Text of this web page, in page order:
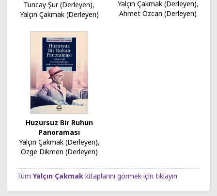
Tuncay Şur (Derleyen),
Yalçın Çakmak (Derleyen)
Yalçın Çakmak (Derleyen),
Ahmet Özcan (Derleyen)
Huzursuz Bir Ruhun
Panoraması
Yalçın Çakmak (Derleyen),
Özge Dikmen (Derleyen)
Tüm Yalçın Çakmak kitaplarını görmek için tıklayın